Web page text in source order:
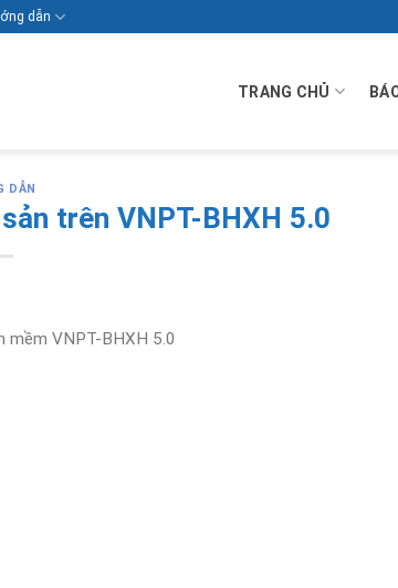
dẫn
TRANG CHỦ
DẪN
trên VNPT-BHXH 5.0
mềm VNPT-BHXH 5.0